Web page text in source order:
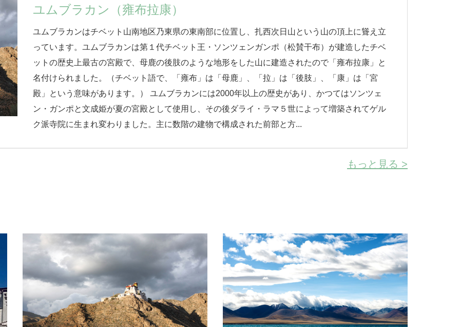
ユムブラカン（雍布拉康）
ユムブラカンはチベット山南地区乃東県の東南部に位置し、扎西次日山という山の頂上に聳え立
っています。ユムブラカンは第１代チベット王・ソンツェンガンポ（松賛干布）が建造したチベ
ットの歴史上最古の宮殿で、母鹿の後肢のような地形をした山に建造されたので「雍布拉康」と
名付けられました。（チベット語で、「雍布」は「母鹿」、「拉」は「後肢」、「康」は「宮
殿」という意味があります。） ユムブラカンには2000年以上の歴史があり、かつてはソンツェ
ン・ガンポと文成姫が夏の宮殿として使用し、その後ダライ・ラマ５世によって増築されてゲル
ク派寺院に生まれ変わりました。主に数階の建物で構成された前部と方...
もっと見る >